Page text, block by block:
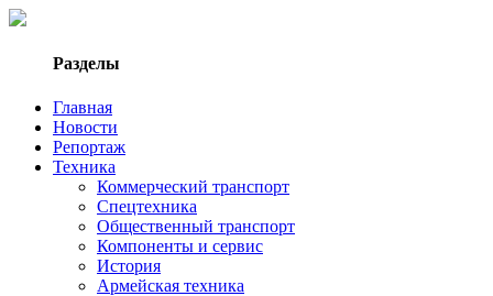
Разделы
Главная
Новости
Репортаж
Техника
Коммерческий транспорт
Спецтехника
Общественный транспорт
Компоненты и сервис
История
Армейская техника